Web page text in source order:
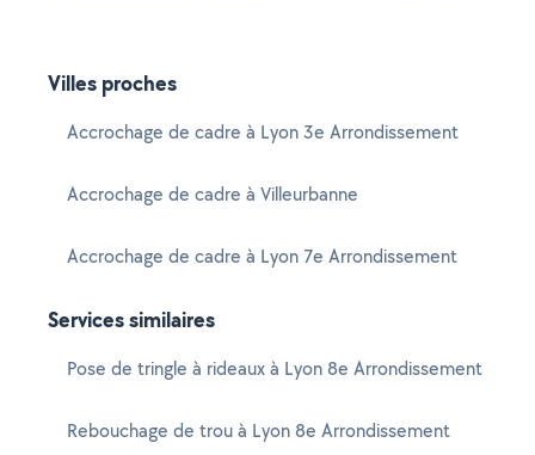
Villes proches
Accrochage de cadre à Lyon 3e Arrondissement
Accrochage de cadre à Villeurbanne
Accrochage de cadre à Lyon 7e Arrondissement
Services similaires
Pose de tringle à rideaux à Lyon 8e Arrondissement
Rebouchage de trou à Lyon 8e Arrondissement